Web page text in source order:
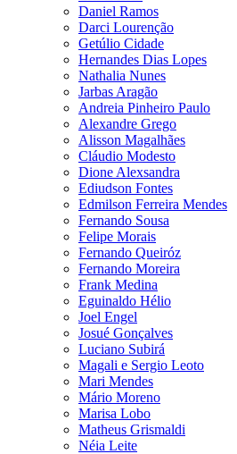
Daniel Ramos
Darci Lourenção
Getúlio Cidade
Hernandes Dias Lopes
Nathalia Nunes
Jarbas Aragão
Andreia Pinheiro Paulo
Alexandre Grego
Alisson Magalhães
Cláudio Modesto
Dione Alexsandra
Ediudson Fontes
Edmilson Ferreira Mendes
Fernando Sousa
Felipe Morais
Fernando Queiróz
Fernando Moreira
Frank Medina
Eguinaldo Hélio
Joel Engel
Josué Gonçalves
Luciano Subirá
Magali e Sergio Leoto
Mari Mendes
Mário Moreno
Marisa Lobo
Matheus Grismaldi
Néia Leite